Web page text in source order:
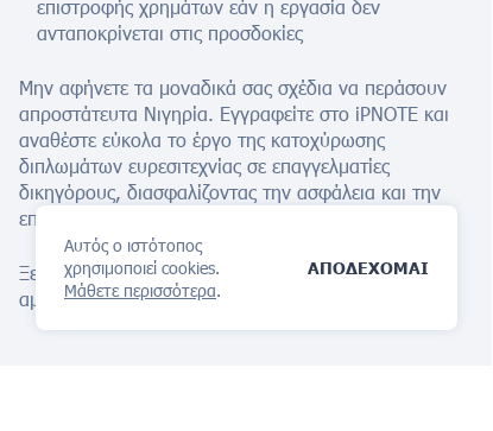
Αυτός ο ιστότοπος
χρησιμοποιεί cookies.
Μάθετε περισσότερα.
ΑΠΟΔΕΧΟΜΑΙ
επιστροφής χρημάτων εάν η εργασία δεν
ανταποκρίνεται στις προσδοκίες
Μην αφήνετε τα μοναδικά σας σχέδια να περάσουν
απροστάτευτα Νιγηρία. Εγγραφείτε στο iPNOTE και
αναθέστε εύκολα το έργο της κατοχύρωσης
διπλωμάτων ευρεσιτεχνίας σε επαγγελματίες
δικηγόρους, διασφαλίζοντας την ασφάλεια και την
επιτυχία της επιχείρησής σας στο
Ξεκινήστε την προστασία με το δικό μαςΒοηθός AI
αμέσως τώρα!